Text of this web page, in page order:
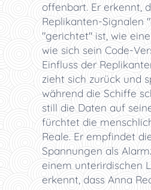
offenbart. Er erkennt,
Replikanten-Signalen
"gerichtet" ist, wie
wie sich sein Code-
Einfluss der
zieht sich zurück und
während die Schiffe
still die Daten auf
fürchtet die
Reale. Er empfindet
Spannungen als
einem unterirdischen
erkennt, dass Anna